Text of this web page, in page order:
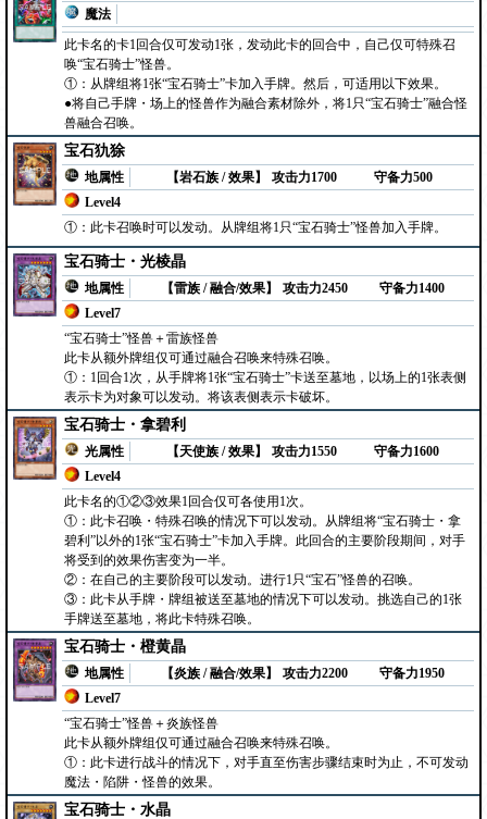
魔法
此卡名的卡1回合仅可发动1张，发动此卡的回合中，自己仅可特殊召
唤“宝石骑士”怪兽。
①：从牌组将1张“宝石骑士”卡加入手牌。然后，可适用以下效果。
●将自己手牌・场上的怪兽作为融合素材除外，将1只“宝石骑士”融合怪
兽融合召唤。
宝石犰狳
地属性
【岩石族 / 效果】
Level4
攻击力1700 守备力500
①：此卡召唤时可以发动。从牌组将1只“宝石骑士”怪兽加入手牌。
宝石骑士・光棱晶
地属性
【雷族 / 融合/效果】
Level7
攻击力2450 守备力1400
“宝石骑士”怪兽＋雷族怪兽
此卡从额外牌组仅可通过融合召唤来特殊召唤。
①：1回合1次，从手牌将1张“宝石骑士”卡送至墓地，以场上的1张表侧
表示卡为对象可以发动。将该表侧表示卡破坏。
宝石骑士・拿碧利
光属性
【天使族 / 效果】
Level4
攻击力1550 守备力1600
此卡名的①②③效果1回合仅可各使用1次。
①：此卡召唤・特殊召唤的情况下可以发动。从牌组将“宝石骑士・拿
碧利”以外的1张“宝石骑士”卡加入手牌。此回合的主要阶段期间，对手
将受到的效果伤害变为一半。
②：在自己的主要阶段可以发动。进行1只“宝石”怪兽的召唤。
③：此卡从手牌・牌组被送至墓地的情况下可以发动。挑选自己的1张
手牌送至墓地，将此卡特殊召唤。
宝石骑士・橙黄晶
地属性
【炎族 / 融合/效果】
Level7
攻击力2200 守备力1950
“宝石骑士”怪兽＋炎族怪兽
此卡从额外牌组仅可通过融合召唤来特殊召唤。
①：此卡进行战斗的情况下，对手直至伤害步骤结束时为止，不可发动
魔法・陷阱・怪兽的效果。
宝石骑士・水晶